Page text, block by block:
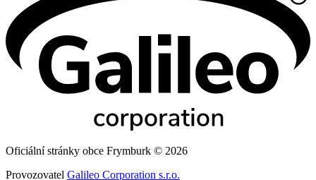
Oficiální stránky obce Frymburk © 2026
Provozovatel Galileo Corporation s.r.o.